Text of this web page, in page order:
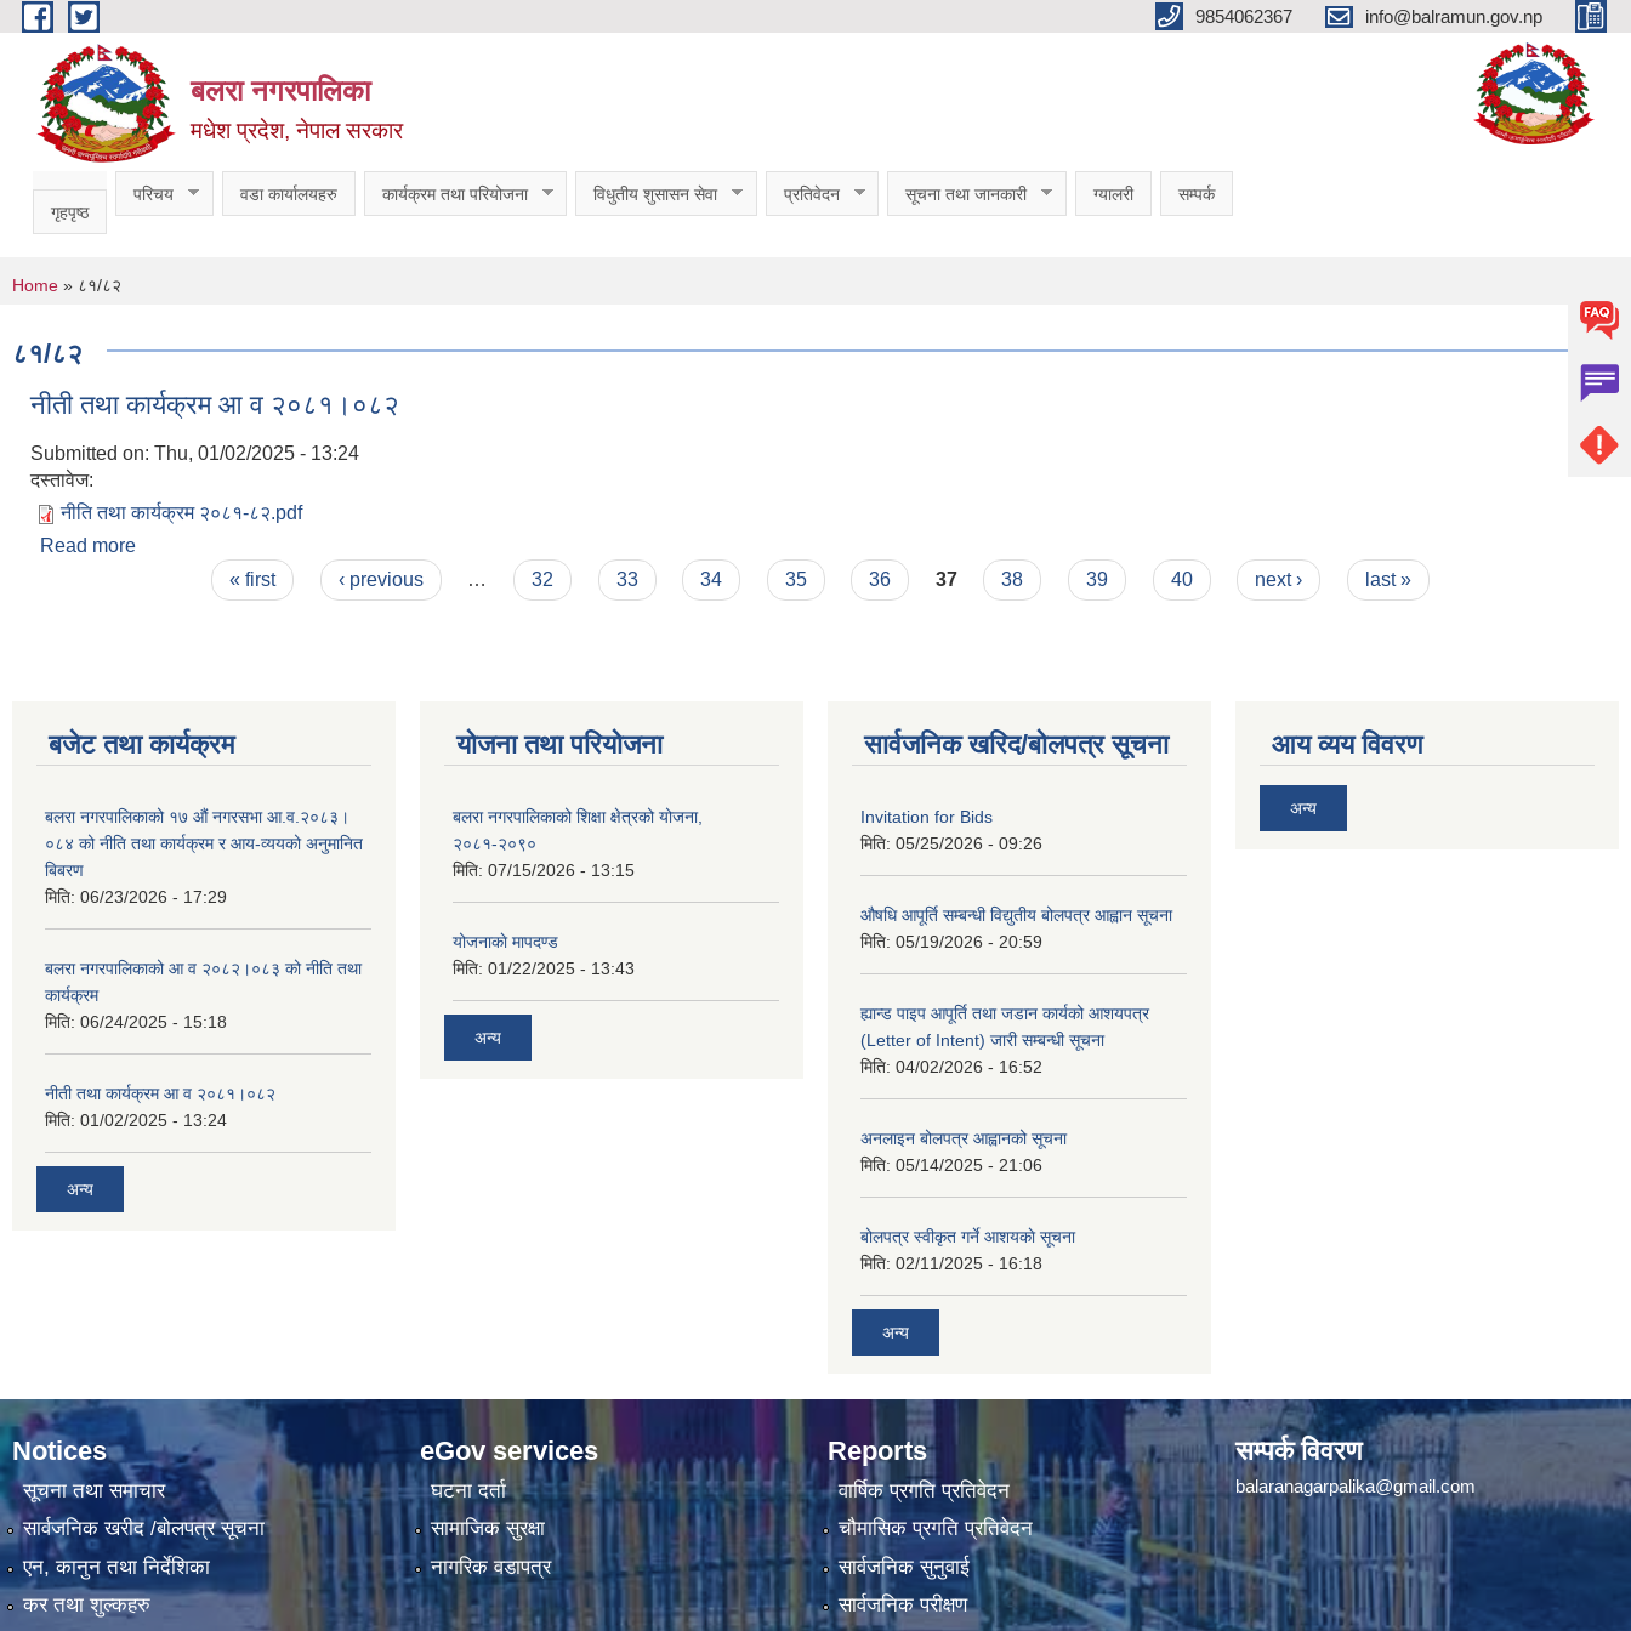
Skip to main content 9854062367 info@balramun.gov.np
बलरा नगरपालिका
मधेश प्रदेश, नेपाल सरकार
गृहपृष्ठ
परिचय वडा कार्यालयहरु कार्यक्रम तथा परियोजना विधुतीय शुसासन सेवा प्रतिवेदन सूचना तथा जानकारी ग्यालरी सम्पर्क
You are here
Home » ८१/८२
८१/८२
नीती तथा कार्यक्रम आ व २०८१।०८२
Submitted on: Thu, 01/02/2025 - 13:24
दस्तावेज:
नीति तथा कार्यक्रम २०८१-८२.pdf
Read more
« first ‹ previous … 32 33 34 35 36 37 38 39 40 next › last »
बजेट तथा कार्यक्रम
बलरा नगरपालिकाको १७ औं नगरसभा आ.व.२०८३।
०८४ को नीति तथा कार्यक्रम र आय-व्ययको अनुमानित
बिबरण
मिति: 06/23/2026 - 17:29
बलरा नगरपालिकाको आ व २०८२।०८३ को नीति तथा
कार्यक्रम
मिति: 06/24/2025 - 15:18
नीती तथा कार्यक्रम आ व २०८१।०८२
मिति: 01/02/2025 - 13:24
अन्य
योजना तथा परियोजना
बलरा नगरपालिकाको शिक्षा क्षेत्रको योजना,
२०८१-२०९०
मिति: 07/15/2026 - 13:15
योजनाकाे मापदण्ड
मिति: 01/22/2025 - 13:43
अन्य
सार्वजनिक खरिद/बोलपत्र सूचना
Invitation for Bids
मिति: 05/25/2026 - 09:26
औषधि आपूर्ति सम्बन्धी विद्युतीय बोलपत्र आह्वान सूचना
मिति: 05/19/2026 - 20:59
ह्यान्ड पाइप आपूर्ति तथा जडान कार्यको आशयपत्र
(Letter of Intent) जारी सम्बन्धी सूचना
मिति: 04/02/2026 - 16:52
अनलाइन बोलपत्र आह्वानको सूचना
मिति: 05/14/2025 - 21:06
बोलपत्र स्वीकृत गर्ने आशयकाे सूचना
मिति: 02/11/2025 - 16:18
अन्य
आय व्यय विवरण
अन्य
Notices
सूचना तथा समाचार
सार्वजनिक खरीद /बोलपत्र सूचना
एन, कानुन तथा निर्देशिका
कर तथा शुल्कहरु
eGov services
घटना दर्ता
सामाजिक सुरक्षा
नागरिक वडापत्र
Reports
वार्षिक प्रगति प्रतिवेदन
चौमासिक प्रगति प्रतिवेदन
सार्वजनिक सुनुवाई
सार्वजनिक परीक्षण
सम्पर्क विवरण
balaranagarpalika@gmail.com